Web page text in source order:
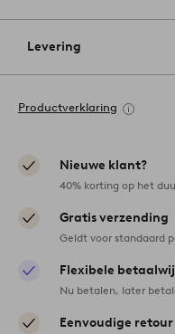
Levering
Productverklaring
Nieuwe klant?
40% korting op het
Gratis verzending
Geldt voor standaard
Flexibele
Nu betalen, later
Eenvoudige retour